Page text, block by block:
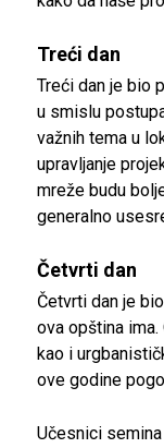
Treći dan
Treći dan je bio
u smislu
važnih tema u
upravljanje
mreže budu
generalno
Četvrti dan
Četvrti dan je
ova opština
kao i
ove godine
Učesnici